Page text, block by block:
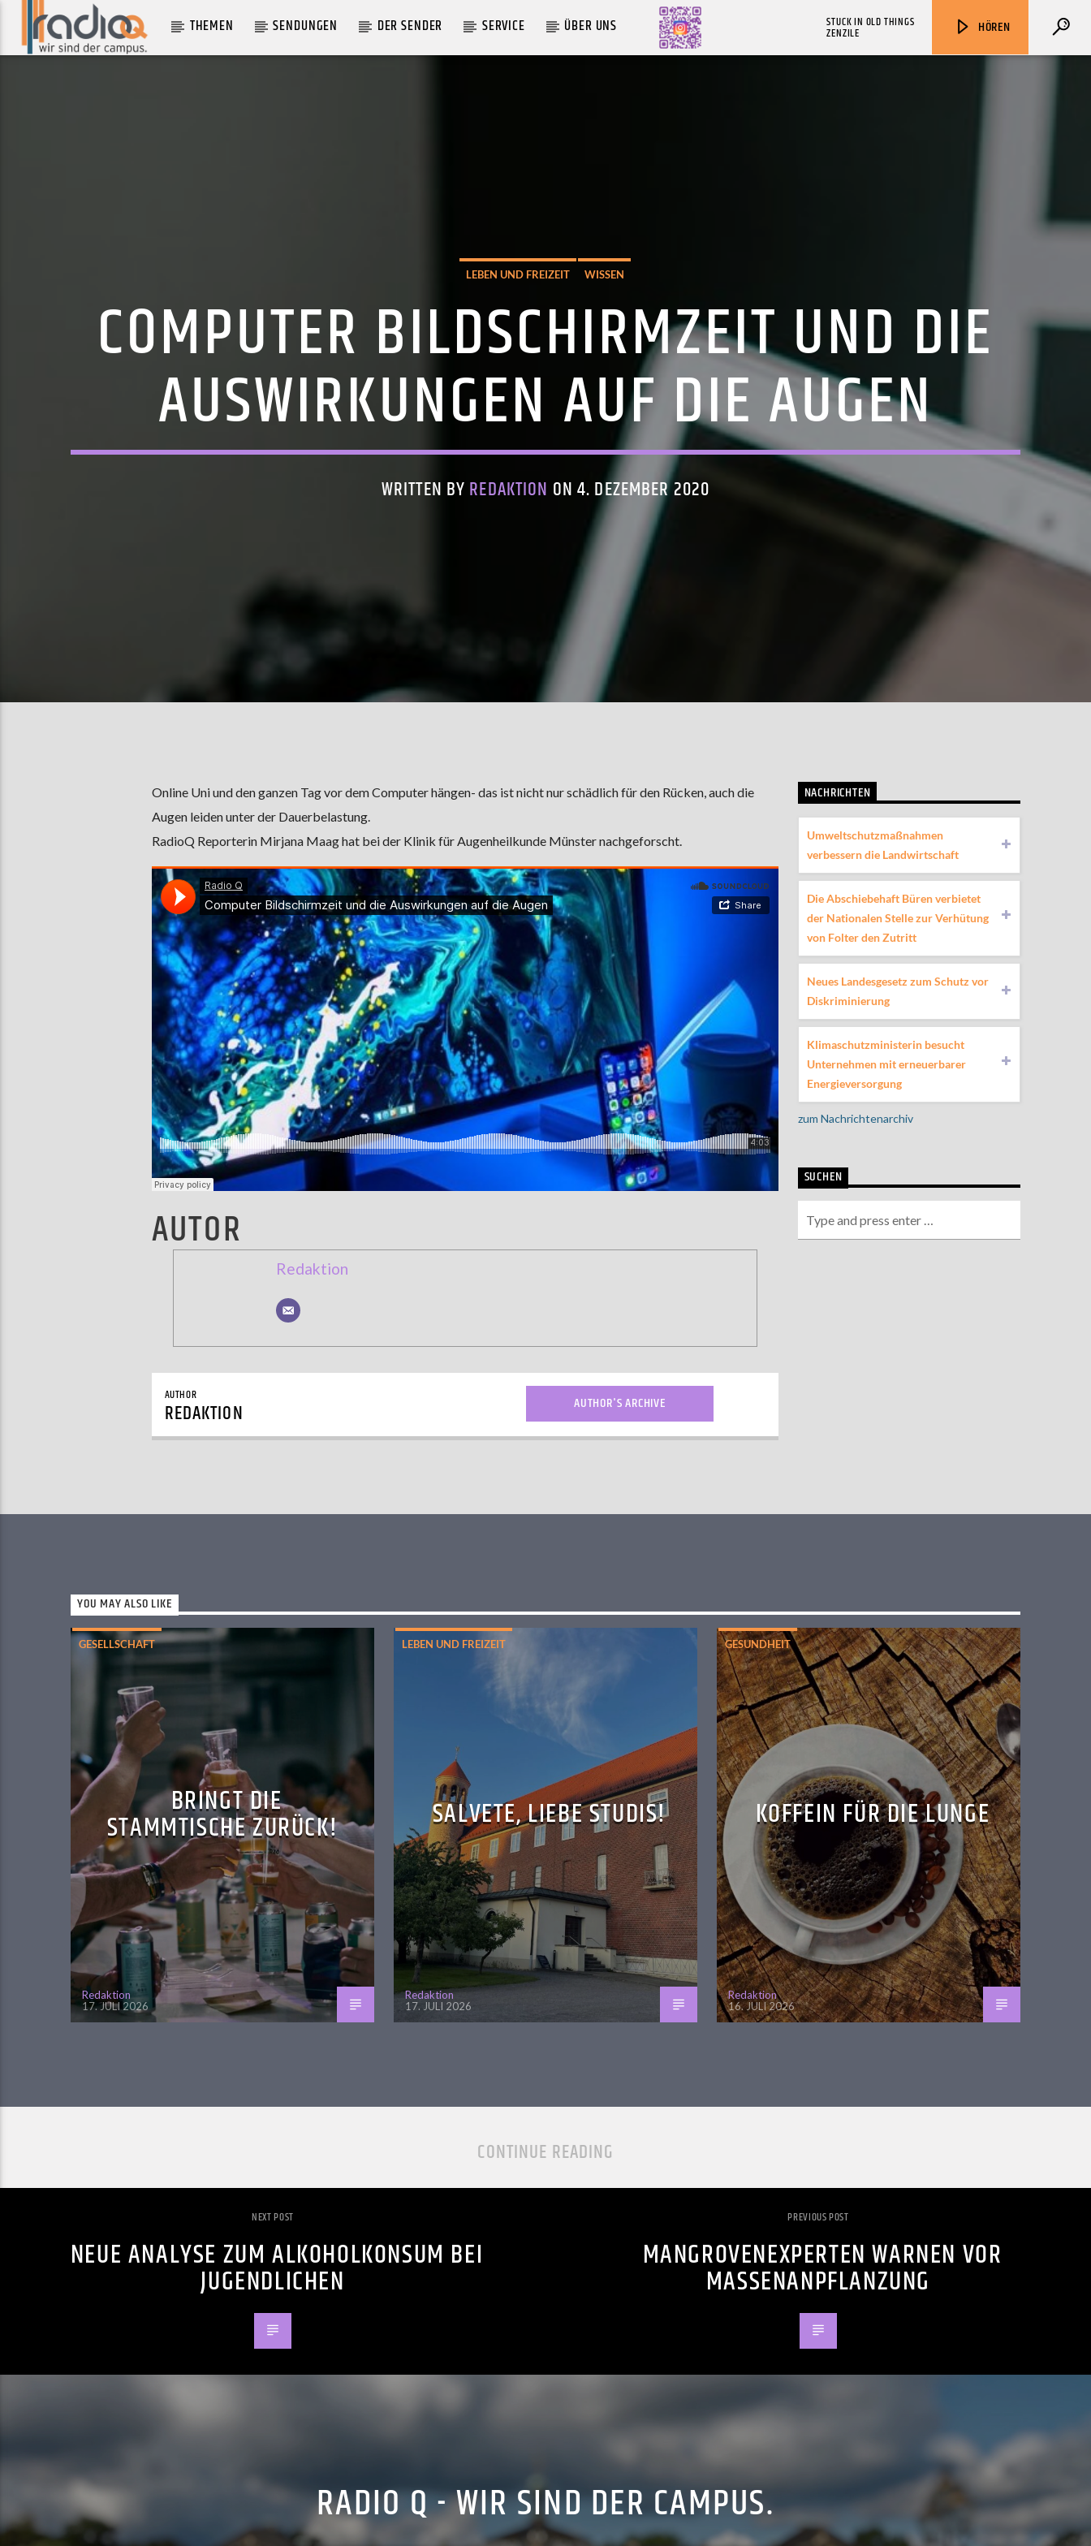
THEMEN SENDUNGEN DER SENDER SERVICE ÜBER UNS HÖREN
STUCK IN OLD THINGS
ZENZILE
LEBEN UND FREIZEIT WISSEN
COMPUTER BILDSCHIRMZEIT UND DIE
AUSWIRKUNGEN AUF DIE AUGEN
WRITTEN BY REDAKTION ON 4. DEZEMBER 2020
Online Uni und den ganzen Tag vor dem Computer hängen- das ist nicht nur schädlich für den Rücken, auch die
Augen leiden unter der Dauerbelastung.
RadioQ Reporterin Mirjana Maag hat bei der Klinik für Augenheilkunde Münster nachgeforscht.
AUTOR
Redaktion
AUTHOR
REDAKTION AUTHOR'S ARCHIVE
NACHRICHTEN
Umweltschutzmaßnahmen
verbessern die Landwirtschaft
Die Abschiebehaft Büren verbietet
der Nationalen Stelle zur Verhütung
von Folter den Zutritt
Neues Landesgesetz zum Schutz vor
Diskriminierung
Klimaschutzministerin besucht
Unternehmen mit erneuerbarer
Energieversorgung
zum Nachrichtenarchiv
SUCHEN
YOU MAY ALSO LIKE
GESELLSCHAFT
BRINGT DIE
STAMMTISCHE ZURÜCK!
Redaktion
17. JULI 2026
LEBEN UND FREIZEIT
SALVETE, LIEBE STUDIS!
Redaktion
17. JULI 2026
GESUNDHEIT
KOFFEIN FÜR DIE LUNGE
Redaktion
16. JULI 2026
CONTINUE READING
NEXT POST
NEUE ANALYSE ZUM ALKOHOLKONSUM BEI
JUGENDLICHEN
PREVIOUS POST
MANGROVENEXPERTEN WARNEN VOR
MASSENANPFLANZUNG
RADIO Q - WIR SIND DER CAMPUS.